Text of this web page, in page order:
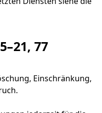
77
Einschränkung,